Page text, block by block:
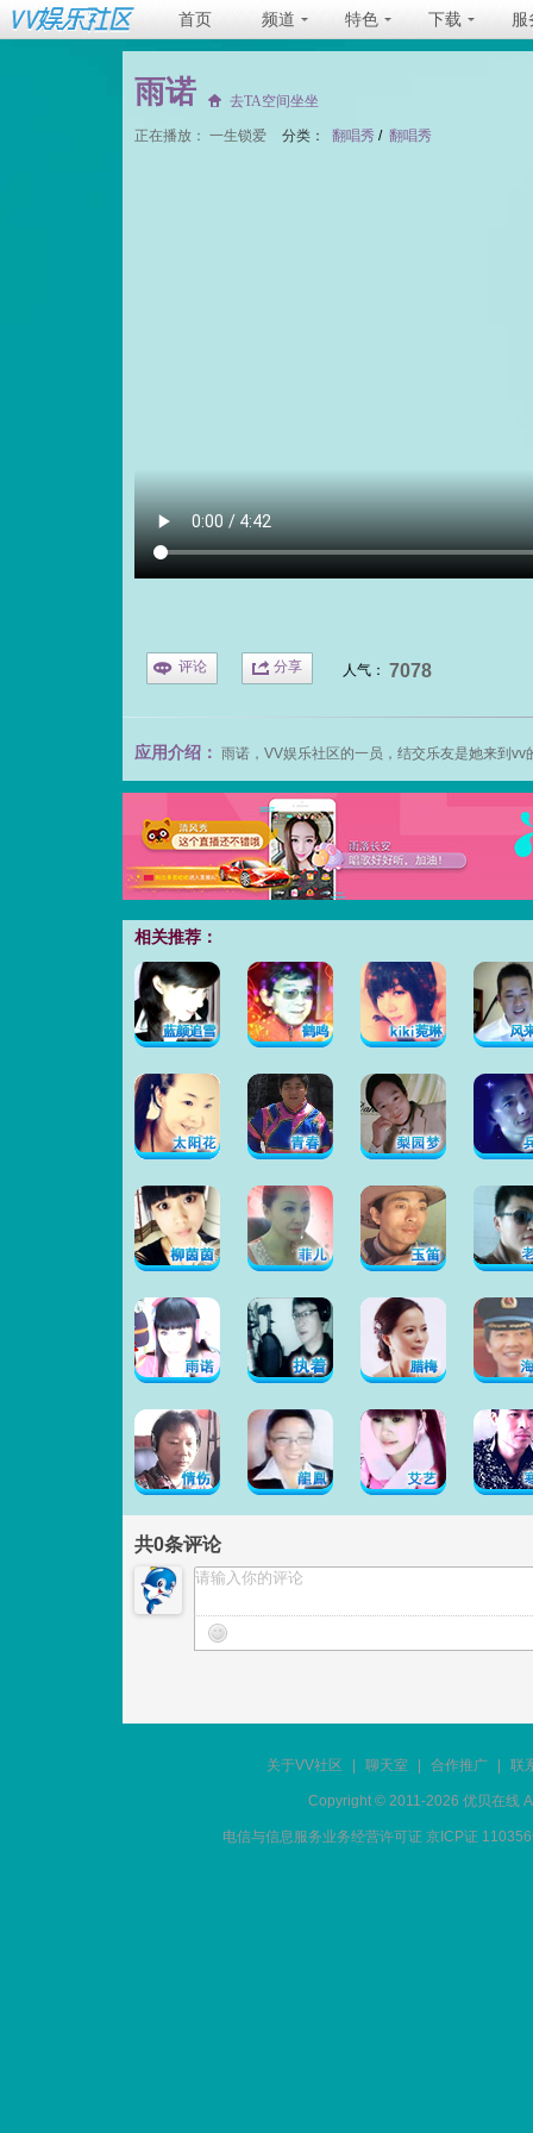
首页 频道 特色 下载 服
雨诺 去TA空间坐坐
正在播放： 一生锁爱 分类： 翻唱秀 / 翻唱秀
评论 分享 人气： 7078
应用介绍： 雨诺，VV娱乐社区的一员，结交乐友是她来到
相关推荐：
共0条评论
关于VV社区 聊天室 合作推广 联
Copyright © 2011-2026 优贝在线
电信与信息服务业务经营许可证 京ICP证